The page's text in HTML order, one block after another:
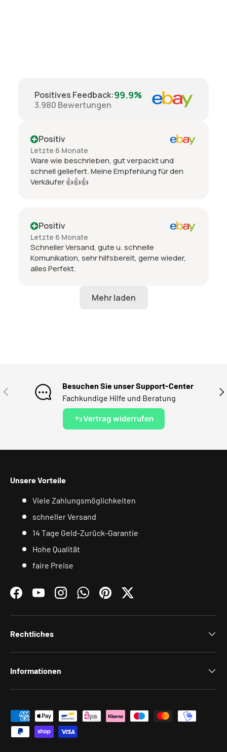
Positives Feedback:99.9%
3.980 Bewertungen
Positiv
Letzte 6 Monate
Ware wie beschrieben, gut verpackt und
schnell geliefert. Meine Empfehlung für den
Verkäufer 👍👍👍
Positiv
Letzte 6 Monate
Schneller Versand, gute u. schnelle
Komunikation, sehr hilfsbereit, gerne wieder,
alles Perfekt.
VORHERIGE
Besuchen Sie unser Support-Center
Fachkundige Hilfe und Beratung
Vertrag widerrufen
Unsere Vorteile
Viele Zahlungsmöglichkeiten
schneller Versand
14 Tage Geld-Zurück-Garantie
Hohe Qualität
faire Preise
FacebookYouTubeInstagramWhatsAppPinterestTwitter
Rechtliches
Informationen
Zahlungsmethoden